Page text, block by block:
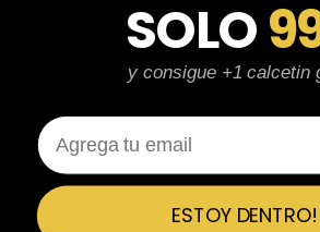
Perfectos y súper serios y atentos
Perfectos y súper serios y atentos. He
pagadas por adelantado. Súper confiables
Ver 3 reseñas más de
SOLO
y consigue +1 calcetin
Email
ESTOY DENTRO!